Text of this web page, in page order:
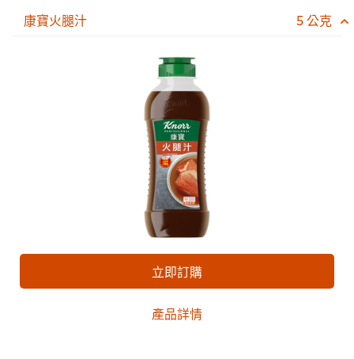
康寶火腿汁 5 公克
立即訂購
產品詳情